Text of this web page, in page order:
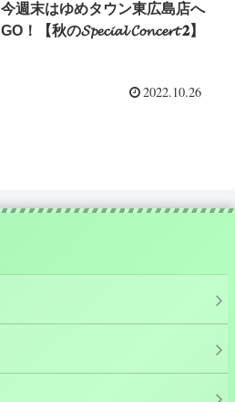
今週末はゆめタウン東広島店へ
GO！【秋の𝓢𝓹𝓮𝓬𝓲𝓪𝓵 𝓒𝓸𝓷𝓬𝓮𝓻𝓽 𝟐】
2022.10.26